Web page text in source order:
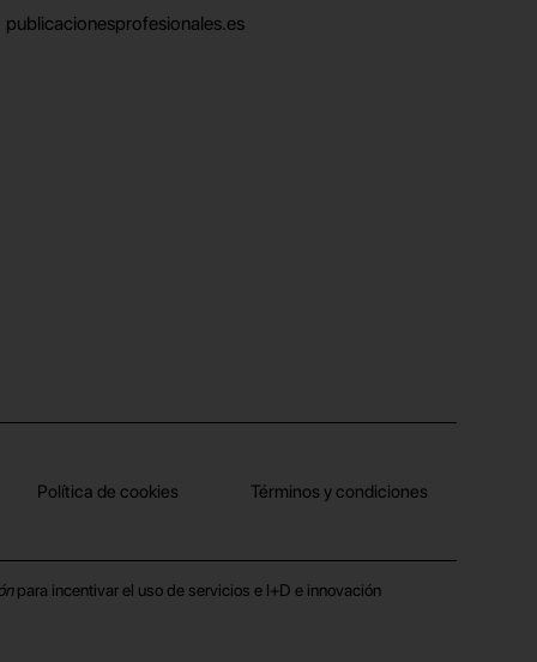
publicacionesprofesionales.es
Política de cookies Términos y condiciones
para incentivar el uso de servicios e I+D e innovación